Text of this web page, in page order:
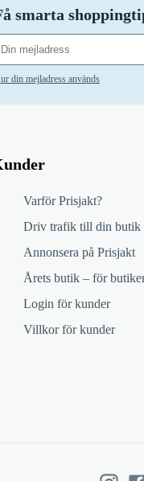
smarta
din mejladress används
Varför Prisjakt?
Driv trafik till din butik
Annonsera på Prisjakt
Årets butik – för
Login för kunder
Villkor för kunder